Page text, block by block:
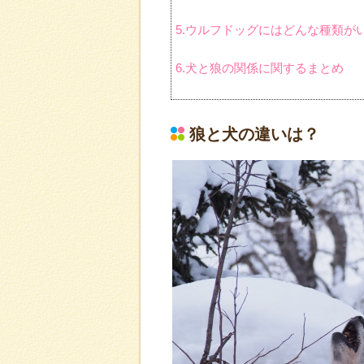
5.ウルフドッグにはどんな種類が
6.犬と狼の関係に関するまとめ
狼と犬の違いは？